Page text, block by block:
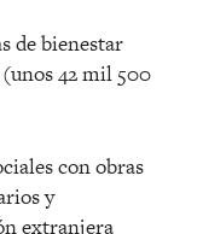
de bienestar
42 mil 500
con obras
y
extranjera